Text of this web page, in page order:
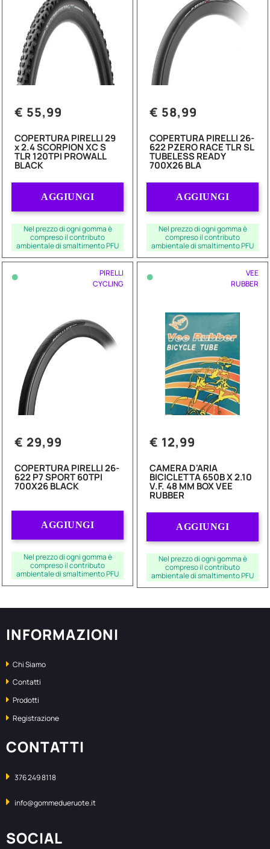
€ 55,99
COPERTURA PIRELLI 29
x 2.4 SCORPION XC S
TLR 120TPI PROWALL
BLACK
AGGIUNGI
Nel prezzo di ogni gomma è
compreso il contributo
ambientale di smaltimento PFU
€ 58,99
COPERTURA PIRELLI 26-
622 PZERO RACE TLR SL
TUBELESS READY
700X26 BLA
AGGIUNGI
Nel prezzo di ogni gomma è
compreso il contributo
ambientale di smaltimento PFU
•
PIRELLI
CYCLING
€ 29,99
COPERTURA PIRELLI 26-
622 P7 SPORT 60TPI
700X26 BLACK
AGGIUNGI
Nel prezzo di ogni gomma è
compreso il contributo
ambientale di smaltimento PFU
•
VEE
RUBBER
€ 12,99
CAMERA D'ARIA
BICICLETTA 650B X 2.10
V.F. 48 MM BOX VEE
RUBBER
AGGIUNGI
Nel prezzo di ogni gomma è
compreso il contributo
ambientale di smaltimento PFU
INFORMAZIONI
Chi Siamo
Contatti
Prodotti
Registrazione
CONTATTI
376 249 8118
info@gommedueruote.it
SOCIAL